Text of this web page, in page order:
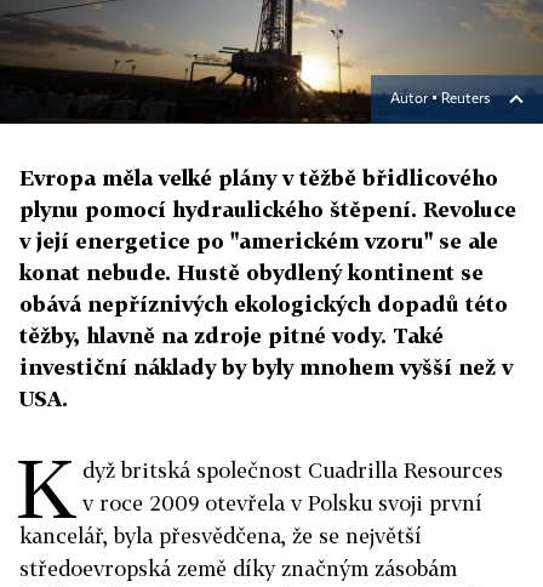
Autor ▪Reuters
Evropa měla velké plány v těžbě břidlicového
plynu pomocí hydraulického štěpení. Revoluce
v její energetice po "americkém vzoru" se ale
konat nebude. Hustě obydlený kontinent se
obává nepříznivých ekologických dopadů této
těžby, hlavně na zdroje pitné vody. Také
investiční náklady by byly mnohem vyšší než v
USA.
K dyž britská společnost Cuadrilla Resources
v roce 2009 otevřela v Polsku svoji první
kancelář, byla přesvědčena, že se největší
středoevropská země díky značným zásobám